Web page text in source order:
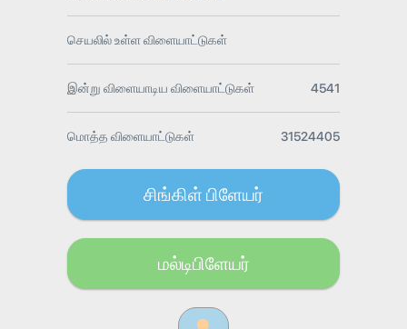
செயலில் உள்ள விளையாட்டுகள்
இன்று விளையாடிய விளையாட்டுகள் 4541
மொத்த விளையாட்டுகள் 31524405
சிங்கிள் பிளேயர்
மல்டிபிளேயர்